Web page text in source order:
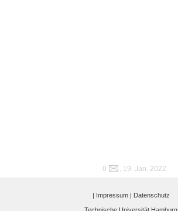
0 , 19. Jan. 2022
| Impressum | Datenschutz